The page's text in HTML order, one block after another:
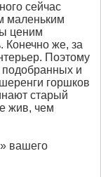
сейчас
маленьким
ценим
Конечно же, за
Поэтому
подобранных и
горшков
старый
жив, чем
вашего